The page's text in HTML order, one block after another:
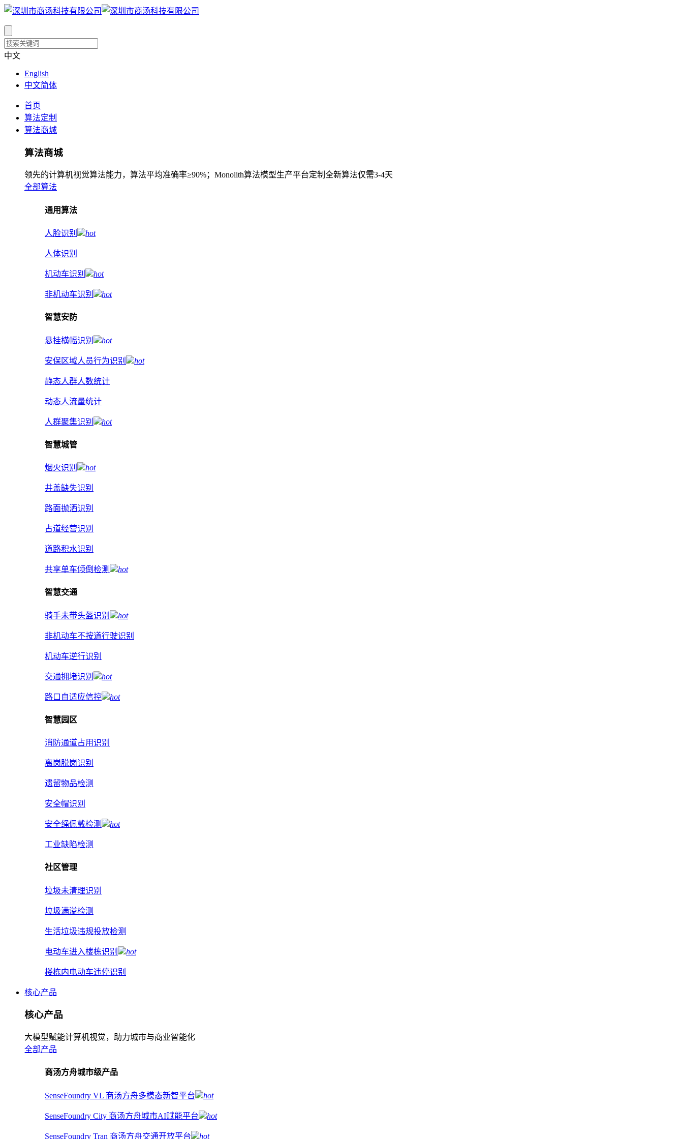
中文
English
中文简体
首页
算法定制
算法商城
算法商城
领先的计算机视觉算法能力，算法平均准确率≥90%；Monolith算法模型生产平台定制全新算法仅需3-4天
全部算法
通用算法
人脸识别 hot
人体识别
机动车识别 hot
非机动车识别 hot
智慧安防
悬挂横幅识别 hot
安保区域人员行为识别 hot
静态人群人数统计
动态人流量统计
人群聚集识别 hot
智慧城管
烟火识别 hot
井盖缺失识别
路面抛洒识别
占道经营识别
道路积水识别
共享单车倾倒检测 hot
智慧交通
骑手未带头盔识别 hot
非机动车不按道行驶识别
机动车逆行识别
交通拥堵识别 hot
路口自适应信控 hot
智慧园区
消防通道占用识别
离岗脱岗识别
遗留物品检测
安全帽识别
安全绳佩戴检测 hot
工业缺陷检测
社区管理
垃圾未清理识别
垃圾满溢检测
生活垃圾违规投放检测
电动车进入楼栋识别 hot
楼栋内电动车违停识别
核心产品
核心产品
大模型赋能计算机视觉，助力城市与商业智能化
全部产品
商汤方舟城市级产品
SenseFoundry VL 商汤方舟多模态新智平台 hot
SenseFoundry City 商汤方舟城市AI赋能平台 hot
SenseFoundry Tran 商汤方舟交通开放平台 hot